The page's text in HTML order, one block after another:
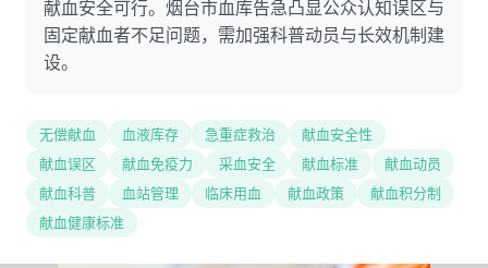
献血安全可行。烟台市血库告急凸显公众认知误区与
固定献血者不足问题，需加强科普动员与长效机制建
设。
无偿献血 血液库存 急重症救治
献血安全性
献血误区
献血免疫力 采血安全 献血标准
献血动员
献血科普
血站管理 临床用血 献血政策
献血积分制
献血健康标准